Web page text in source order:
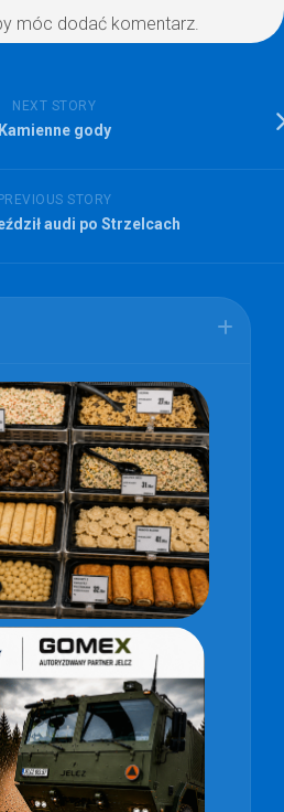
móc dodać komentarz.
NEXT STORY
Kamienne gody
PREVIOUS STORY
audi po Strzelcach